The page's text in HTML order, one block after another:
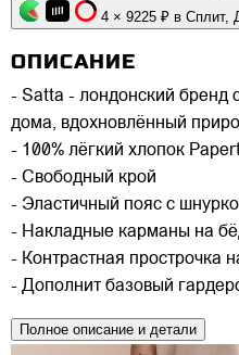
ОПИСАНИЕ
- Satta - лондонский бренд
дома, вдохновлённый
- 100% лёгкий хлопок
- Свободный крой
- Эластичный пояс с
- Накладные карманы на
- Контрастная прострочка
- Дополнит базовый
Полное описание и детали